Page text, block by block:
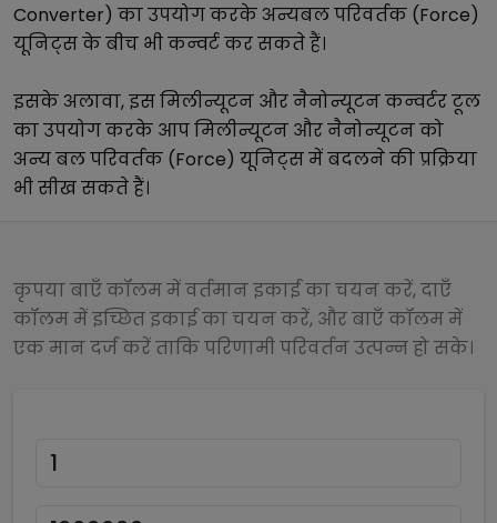
Converter) का उपयोग करके अन्यबल परिवर्तक (Force)
यूनिट्स के बीच भी कन्वर्ट कर सकते हैं।
इसके अलावा, इसमिलीन्यूटन औरनैनोन्यूटनकन्वर्टर टूल
का उपयोग करके आपमिलीन्यूटन औरनैनोन्यूटनको
अन्यबल परिवर्तक (Force) यूनिट्स में बदलने की प्रक्रिया
भी सीख सकते हैं।
कृपया बाएँ कॉलम में वर्तमान इकाई का चयन करें, दाएँ
कॉलम में इच्छित इकाई का चयन करें, और बाएँ कॉलम में
एक मान दर्ज करें ताकि परिणामी परिवर्तन उत्पन्न हो सके।